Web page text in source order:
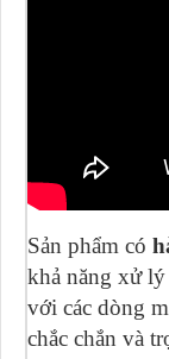
Sản phẩm có
khả năng xử lý
với các dòng
chắc chắn và